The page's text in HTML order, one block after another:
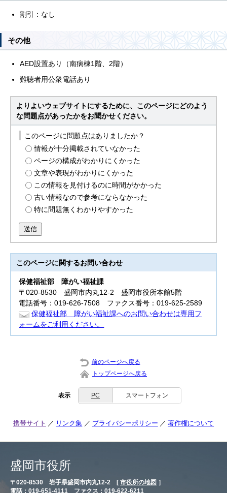
割引：なし
その他
AED設置あり（南病棟1階、2階）
難聴者用公衆電話あり
よりよいウェブサイトにするために、このページにどのよう
な問題点があったかをお聞かせください。
このページに問題点はありましたか？
情報が十分掲載されていなかった
ページの構成がわかりにくかった
文章や表現がわかりにくかった
この情報を見付けるのに時間がかかった
古い情報なので参考にならなかった
特に問題無くわかりやすかった
送信
このページに関するお問い合わせ
保健福祉部
障がい福祉課
〒020-8530 盛岡市内丸12-2 盛岡市役所本館5階
電話番号：019-626-7508 ファクス番号：019-625-2589
保健福祉部 障がい福祉課へのお問い合わせは専用フ
ォームをご利用ください。
前のページへ戻る
トップページへ戻る
表示 PC スマートフォン
携帯サイト リンク集 プライバシーポリシー 著作権について
盛岡市役所
〒020-8530 岩手県盛岡市内丸12-2 [ 市役所の地図 ］
電話：019-651-4111 ファクス：019-622-6211